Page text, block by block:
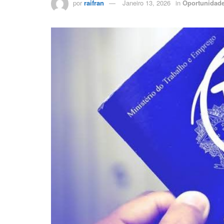
por raifran Janeiro 13, 2026 in